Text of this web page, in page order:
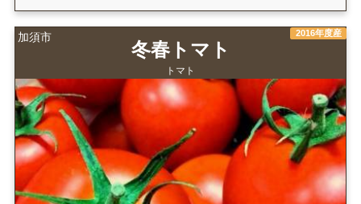
加須市 2016年度産
冬春トマト
トマト